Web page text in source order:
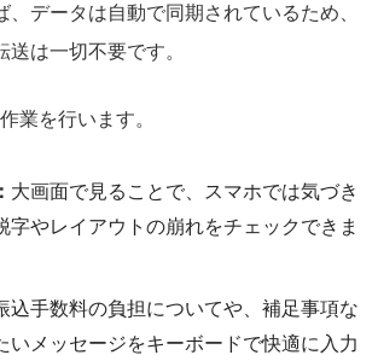
、データは自動で同期されているため、
は一切不要です。
業を行います。
大画面で見ることで、スマホでは気づき
字やレイアウトの崩れをチェックできま
込手数料の負担についてや、補足事項な
いメッセージをキーボードで快適に入力